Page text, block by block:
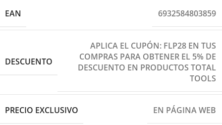
EAN
6932584803859
DESCUENTO
APLICA EL CUPÓN: FLP28 EN TUS
COMPRAS PARA OBTENER EL 5% DE
DESCUENTO EN PRODUCTOS TOTAL
TOOLS
PRECIO EXCLUSIVO EN PÁGINA WEB